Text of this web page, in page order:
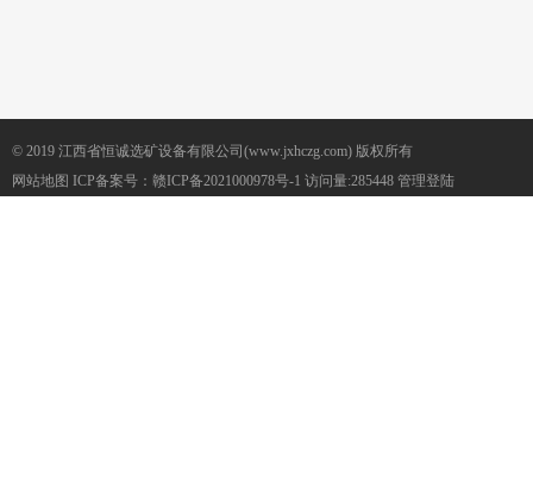
© 2019 江西省恒诚选矿设备有限公司(www.jxhczg.com) 版权所有
网站地图 ICP备案号： 赣ICP备2021000978号-1 访问量:285448 管理登陆